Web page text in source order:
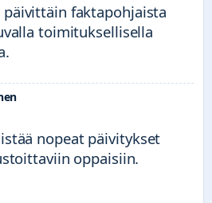
päivittäin faktapohjaista
toimituksellisella
nopeat päivitykset
oppaisiin.